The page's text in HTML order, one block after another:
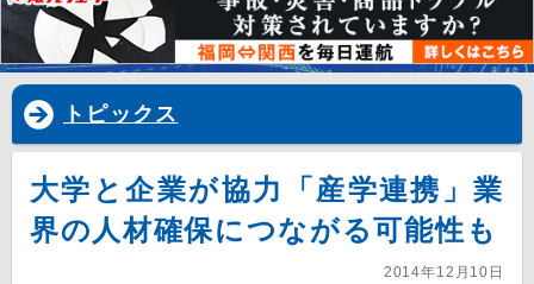
トピックス
大学と企業が協力「産学連携」業
界の人材確保につながる可能性も
2014年12月10日